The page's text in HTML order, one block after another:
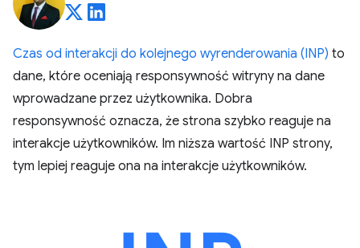
Czas od interakcji do kolejnego wyrenderowania (INP) to
dane, które oceniają responsywność witryny na dane
wprowadzane przez użytkownika. Dobra
responsywność oznacza, że strona szybko reaguje na
interakcje użytkowników. Im niższa wartość INP strony,
tym lepiej reaguje ona na interakcje użytkowników.